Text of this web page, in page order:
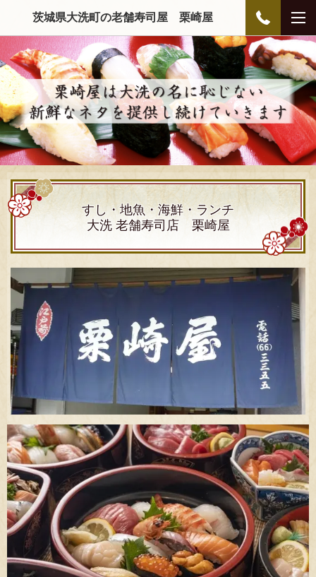
茨城県大洗町の老舗寿司屋 栗崎屋
すし・地魚・海鮮・ランチ
大洗 老舗寿司店 栗崎屋